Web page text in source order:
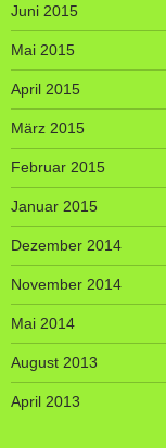
Juni 2015
Mai 2015
April 2015
März 2015
Februar 2015
Januar 2015
Dezember 2014
November 2014
Mai 2014
August 2013
April 2013